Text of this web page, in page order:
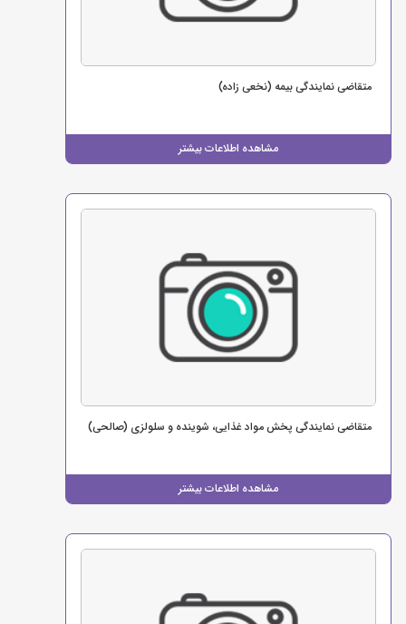
مشاهده اطلاعات بیشتر
متقاضی نمایندگی بیمه (نخعی زاده)
مشاهده اطلاعات بیشتر
متقاضی نمایندگی پخش مواد غذایی، شوینده و سلولزی (صالحی)